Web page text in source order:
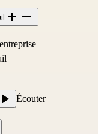
Écouter